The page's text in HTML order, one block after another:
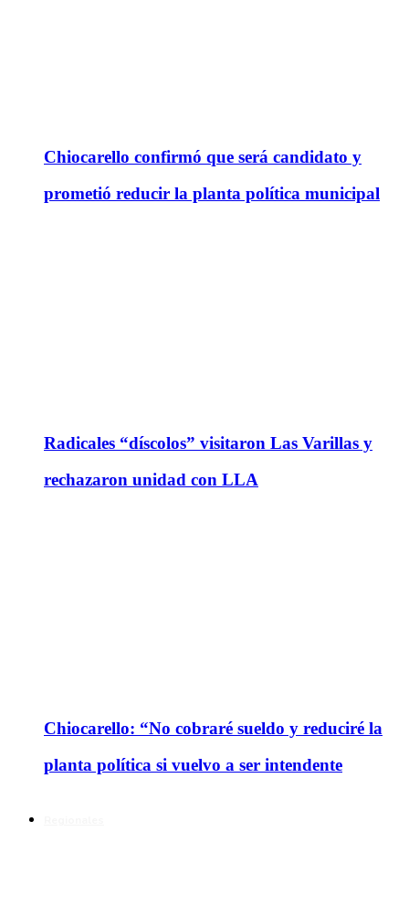
Chiocarello confirmó que será candidato y
prometió reducir la planta política municipal
Radicales “díscolos” visitaron Las Varillas y
rechazaron unidad con LLA
Chiocarello: “No cobraré sueldo y reduciré la
planta política si vuelvo a ser intendente